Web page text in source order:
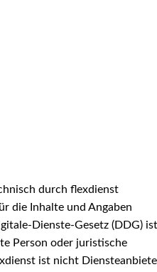
durch flexdienst
die Inhalte und Angaben
Dienste-Gesetz (DDG) ist
Person oder juristische
ist nicht